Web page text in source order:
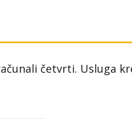
četvrti. Usluga